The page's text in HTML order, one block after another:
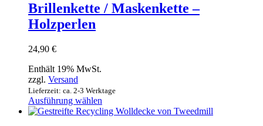
Brillenkette / Maskenkette –
Holzperlen
24,90 €
Enthält 19% MwSt.
zzgl. Versand
Lieferzeit: ca. 2-3 Werktage
Ausführung wählen
Produkt